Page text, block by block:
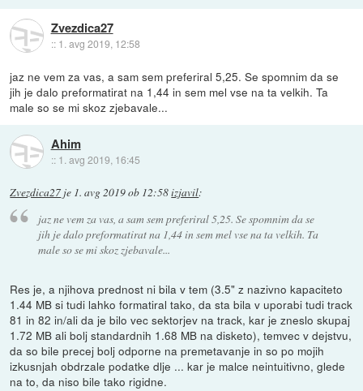
Zvezdica27
:: 1. avg 2019, 12:58
jaz ne vem za vas, a sam sem preferiral 5,25. Se spomnim da se
jih je dalo preformatirat na 1,44 in sem mel vse na ta velkih. Ta
male so se mi skoz zjebavale...
Ahim
:: 1. avg 2019, 16:45
Zvezdica27 je 1. avg 2019 ob 12:58izjavil:
jaz ne vem za vas, a sam sem preferiral 5,25. Se spomnim da se
jih je dalo preformatirat na 1,44 in sem mel vse na ta velkih. Ta
male so se mi skoz zjebavale...
Res je, a njihova prednost ni bila v tem (3.5" z nazivno kapaciteto
1.44 MB si tudi lahko formatiral tako, da sta bila v uporabi tudi track
81 in 82 in/ali da je bilo vec sektorjev na track, kar je zneslo skupaj
1.72 MB ali bolj standardnih 1.68 MB na disketo), temvec v dejstvu,
da so bile precej bolj odporne na premetavanje in so po mojih
izkusnjah obdrzale podatke dlje ... kar je malce neintuitivno, glede
na to, da niso bile tako rigidne.